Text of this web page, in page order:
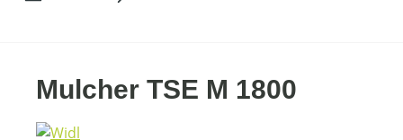
Mulcher TSE M 1800